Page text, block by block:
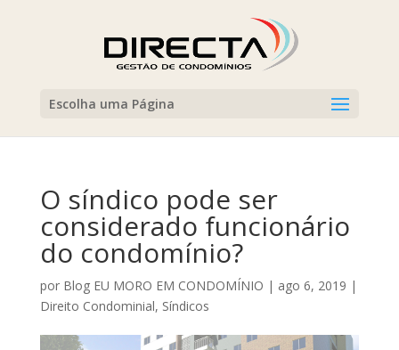
Escolha uma Página
O síndico pode ser
considerado funcionário
do condomínio?⠀
por Blog EU MORO EM CONDOMÍNIO | ago 6, 2019 |
Direito Condominial, Síndicos